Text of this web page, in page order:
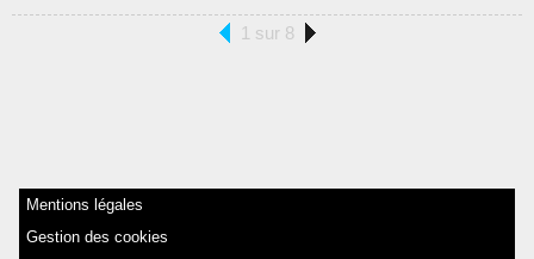
1 sur 8
Mentions légales
Gestion des cookies